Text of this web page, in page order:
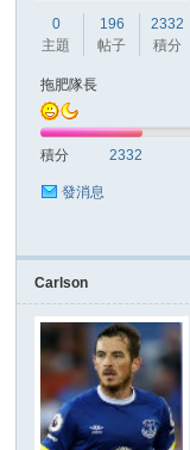
0
主題
196
帖子
2332
積分
拖肥隊長
積分 2332
發消息
Carlson